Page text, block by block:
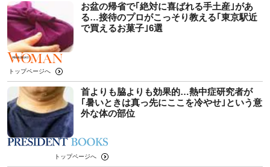
お盆の帰省で｢絶対に喜ばれる手土産｣があ
る…接待のプロがこっそり教える｢東京駅近
で買えるお菓子｣6選
トップページへ
首よりも脇よりも効果的…熱中症研究者が
｢暑いときは真っ先にここを冷やせ｣という意
外な体の部位
トップページへ